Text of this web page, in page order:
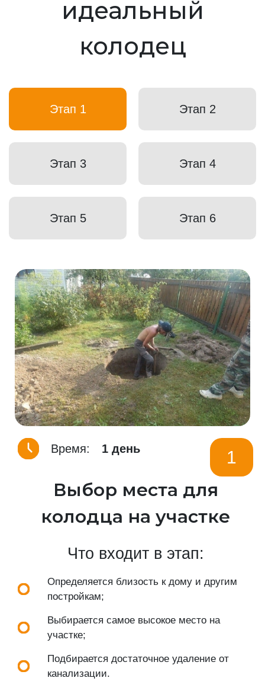
идеальный
колодец
Этап 1 Этап 2
Этап 3 Этап 4
Этап 5 Этап 6
Время: 1 день 1
Выбор места для
колодца на участке
Что входит в этап:
Определяется близость к дому и другим
постройкам;
Выбирается самое высокое место на
участке;
Подбирается достаточное удаление от
канализации.